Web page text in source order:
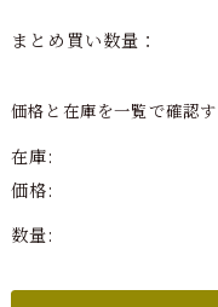
まとめ買い数量：
価格と在庫を一覧で確認す
在庫:
価格:
数量: